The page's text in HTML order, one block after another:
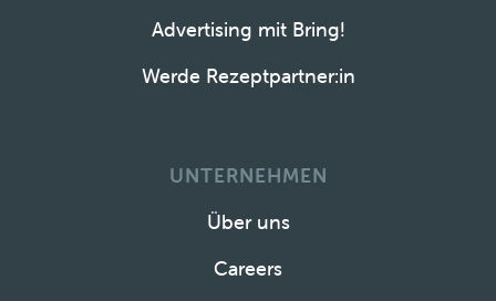
Advertising mit Bring!
Werde Rezeptpartner:in
UNTERNEHMEN
Über uns
Careers